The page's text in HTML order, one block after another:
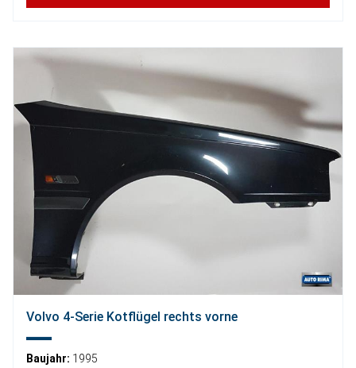
Volvo 4-Serie Kotflügel rechts vorne
Baujahr: 1995